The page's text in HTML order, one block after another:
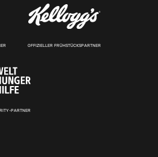
OFFIZIELLER FRÜHSTÜCKSPARTNER
PARTNER